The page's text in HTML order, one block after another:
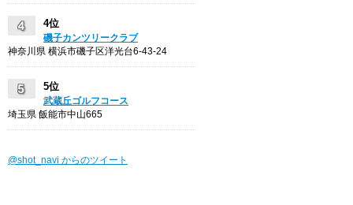
4位
磯子カンツリークラブ
神奈川県 横浜市磯子区洋光台6-43-24
5位
武蔵丘ゴルフコース
埼玉県 飯能市中山665
@shot_navi からのツイート